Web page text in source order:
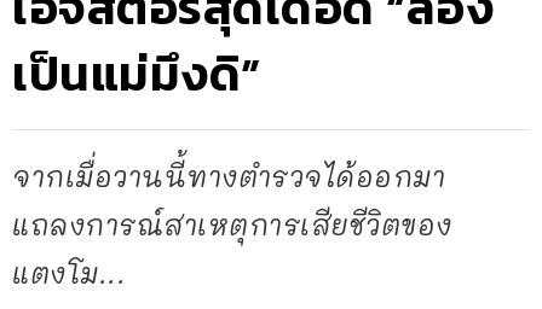
เป็นแม่มึงดิ”
จากเมื่อวานนี้ทางตำรวจได้ออกมา
แถลงการณ์สาเหตุการเสียชีวิตของ
แตงโม...